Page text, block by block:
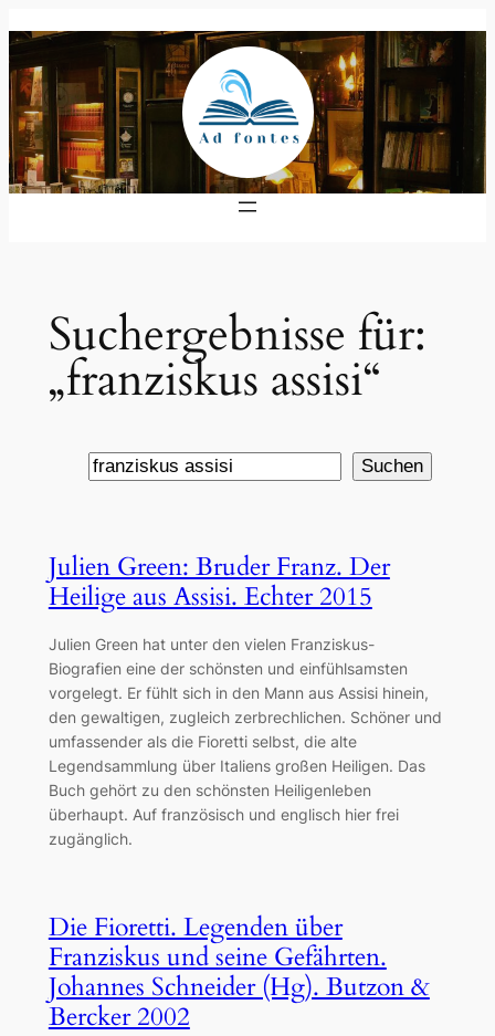
Inhalt
springen
Suchergebnisse für:
„franziskus assisi“
Suche Suchen
Julien Green: Bruder Franz. Der
Heilige aus Assisi. Echter 2015
Julien Green hat unter den vielen Franziskus-
Biografien eine der schönsten und einfühlsamsten
vorgelegt. Er fühlt sich in den Mann aus Assisi hinein,
den gewaltigen, zugleich zerbrechlichen. Schöner und
umfassender als die Fioretti selbst, die alte
Legendsammlung über Italiens großen Heiligen. Das
Buch gehört zu den schönsten Heiligenleben
überhaupt. Auf französisch und englisch hier frei
zugänglich.
Die Fioretti. Legenden über
Franziskus und seine Gefährten.
Johannes Schneider (Hg). Butzon &
Bercker 2002